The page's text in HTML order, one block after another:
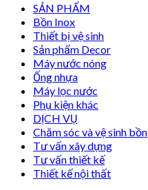
SẢN PHẨM
Bồn Inox
Thiết bị vệ sinh
Sản phẩm Decor
Máy nước nóng
Ống nhựa
Máy lọc nước
Phụ kiện khác
DỊCH VỤ
Chăm sóc và vệ sinh bồn
Tư vấn xây dựng
Tư vấn thiết kế
Thiết kế nội thất